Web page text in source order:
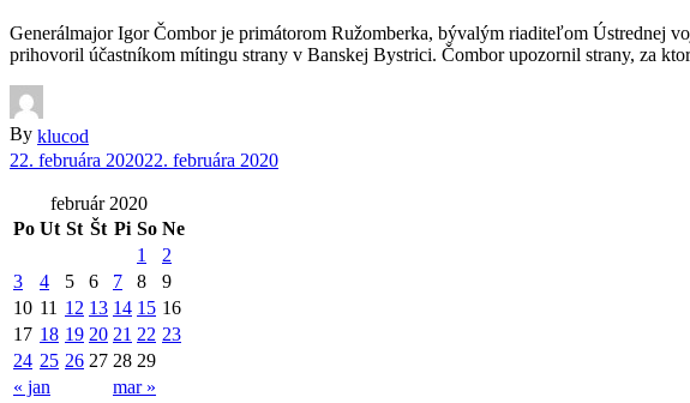
Generálmajor Igor Čombor je primátorom Ružomberka, bývalým riaditeľom Ústrednej
prihovoril účastníkom mítingu strany v Banskej Bystrici. Čombor upozornil strany, za
By klucod
22. februára 202022. februára 2020
február 2020
Po Ut St Št Pi So Ne
« jan mar »
1
2
3
4 5 6 7 8
9
10 11 12 13 14 15 16
17 18 19 20 21 22 23
24 25 26 27 28 29